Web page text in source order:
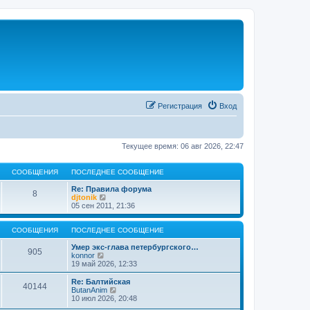
Вход
Регистрация
Текущее время: 06 авг 2026, 22:47
СООБЩЕНИЯ ПОСЛЕДНЕЕ СООБЩЕНИЕ
8
Re: Правила форума
djtonik
е
р
е
й
т
и
п
о
с
л
е
05 сен 2011, 21:36
СООБЩЕНИЯ ПОСЛЕДНЕЕ СООБЩЕНИЕ
905
Умер экс-глава петербургского…
konnor
е
р
е
й
т
19 май 2026, 12:33
40144
Re: Балтийская
ButanAnim
е
10 июл 2026, 20:48